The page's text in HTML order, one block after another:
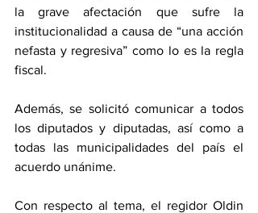
la grave afectación que sufre la
institucionalidad a causa de “una acción
nefasta y regresiva” como lo es la regla
fiscal.
Además, se solicitó comunicar a todos
los diputados y diputadas, así como a
todas las municipalidades del país el
acuerdo unánime.
Con respecto al tema, el regidor Oldin